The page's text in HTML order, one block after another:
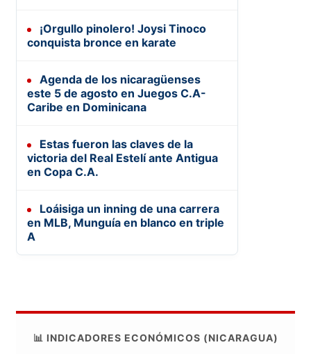
¡Orgullo pinolero! Joysi Tinoco
conquista bronce en karate
Agenda de los nicaragüenses
este 5 de agosto en Juegos C.A-
Caribe en Dominicana
Estas fueron las claves de la
victoria del Real Estelí ante Antigua
en Copa C.A.
Loáisiga un inning de una carrera
en MLB, Munguía en blanco en triple
A
📊 INDICADORES ECONÓMICOS (NICARAGUA)